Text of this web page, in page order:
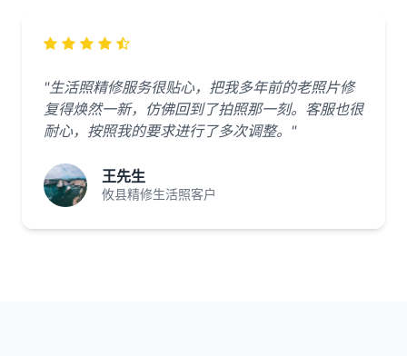
"生活照精修服务很贴心，把我多年前的老照片修
复得焕然一新，仿佛回到了拍照那一刻。客服也很
耐心，按照我的要求进行了多次调整。"
王先生
攸县精修生活照客户